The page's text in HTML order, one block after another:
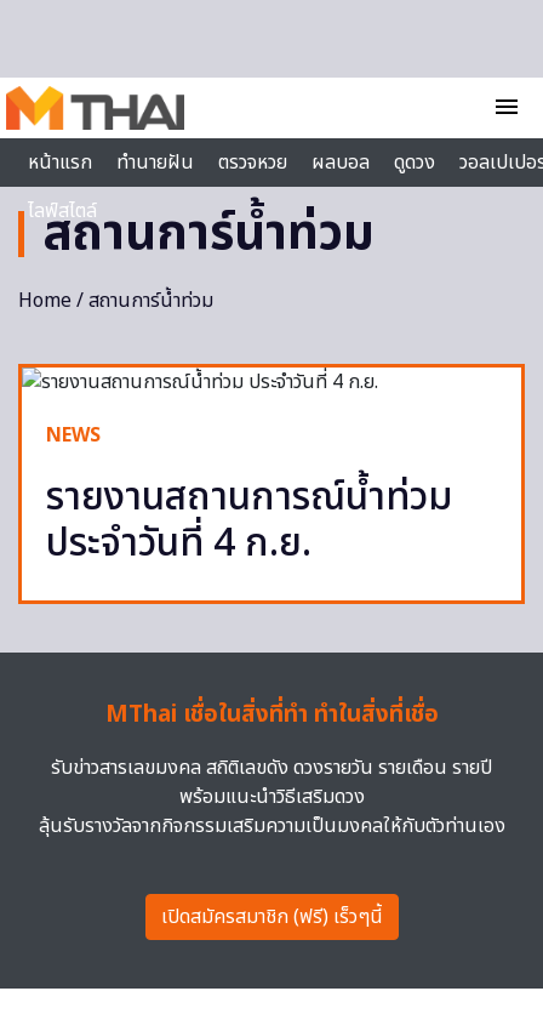
menu
หน้าแรก
ทำนายฝัน ตรวจหวย ผลบอล ดูดวง
วอลเปเป
ไลฟ์สไตล์
สถานการ์น้ำท่วม
Home/ สถานการ์น้ำท่วม
NEWS
รายงานสถานการณ์น้ำท่วม
ประจำวันที่ 4 ก.ย.
MThai เชื่อในสิ่งที่ทำ ทำในสิ่งที่เชื่อ
รับข่าวสารเลขมงคล สถิติเลขดัง ดวงรายวัน รายเดือน รายปี
พร้อมแนะนำวิธีเสริมดวง
ลุ้นรับรางวัลจากกิจกรรมเสริมความเป็นมงคลให้กับตัวท่านเอง
เปิดสมัครสมาชิก (ฟรี) เร็วๆนี้